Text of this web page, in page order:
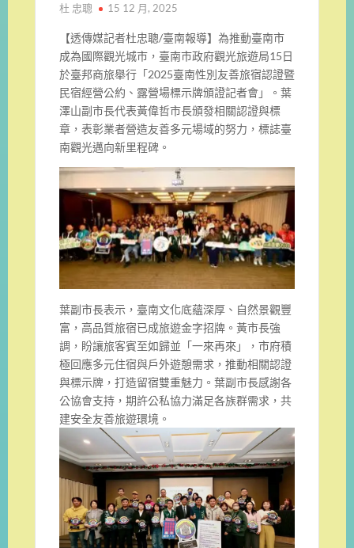
杜 忠聰 15 12 月, 2025
【透傳媒記者杜忠聰/臺南報導】為推動臺南市
成為國際觀光城市，臺南市政府觀光旅遊局15日
於臺邦商旅舉行「2025臺南性別友善旅宿認證暨
民宿經營公約、露營場標示牌頒證記者會」。葉
澤山副市長代表黃偉哲市長頒發相關認證與標
章，表彰業者營造友善多元場域的努力，標誌臺
南觀光邁向新里程碑。
葉副市長表示，臺南文化底蘊深厚、自然景觀豐
富，高品質旅宿已成旅遊金字招牌。黃市長強
調，盼讓旅客賓至如歸並「一來再來」，市府積
極回應多元住宿與戶外遊憩需求，推動相關認證
與標示牌，打造留宿雙重魅力。葉副市長感謝各
公協會支持，期許公私協力滿足各族群需求，共
建安全友善旅遊環境。